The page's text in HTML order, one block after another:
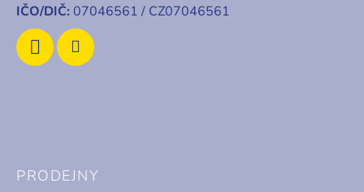
IČO/DIČ: 07046561 / CZ07046561
PRODEJNY